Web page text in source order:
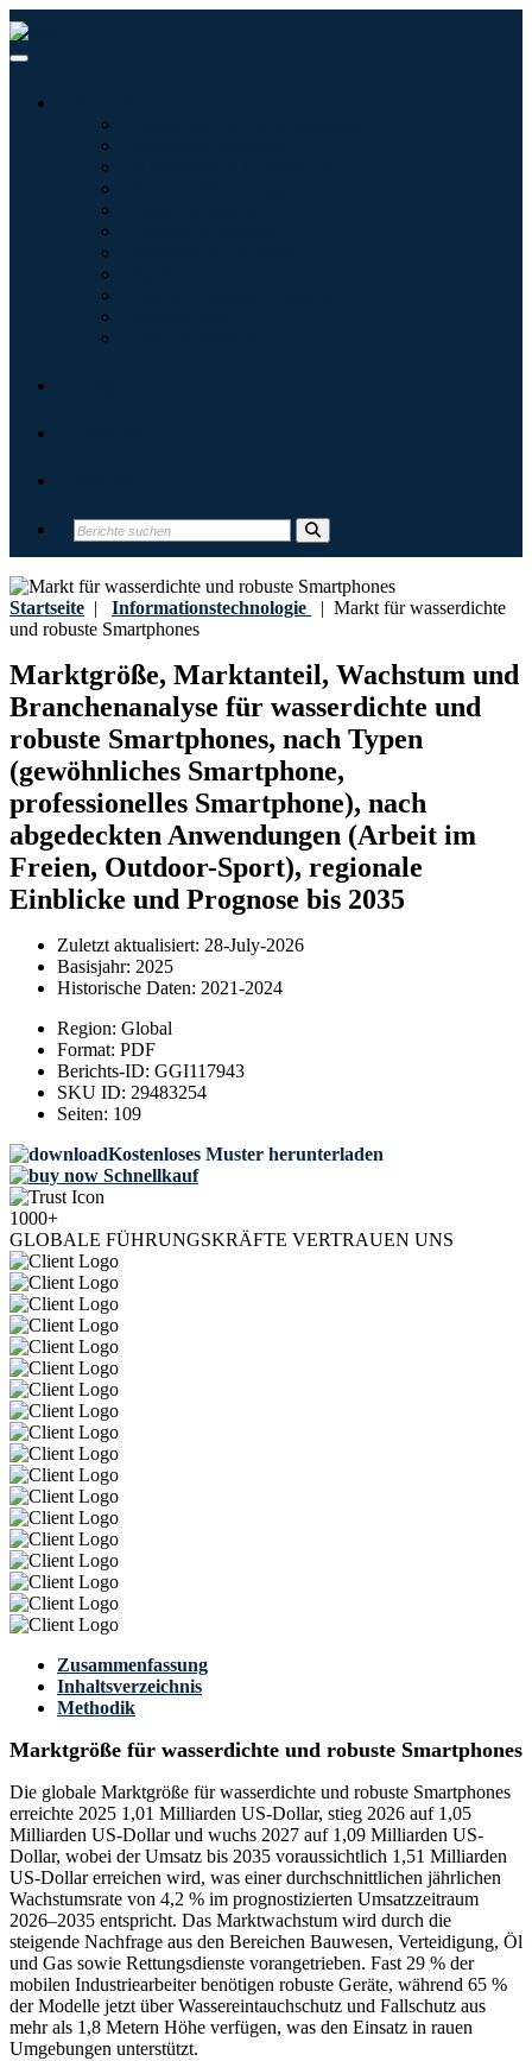
Startseite | Informationstechnologie | Markt für wasserdichte
und robuste Smartphones
Marktgröße, Marktanteil, Wachstum und
Branchenanalyse für wasserdichte und
robuste Smartphones, nach Typen
(gewöhnliches Smartphone,
professionelles Smartphone), nach
abgedeckten Anwendungen (Arbeit im
Freien, Outdoor-Sport), regionale
Einblicke und Prognose bis 2035
Zuletzt aktualisiert: 28-July-2026
Basisjahr: 2025
Historische Daten: 2021-2024
Region: Global
Format: PDF
Berichts-ID: GGI117943
SKU ID: 29483254
Seiten: 109
Kostenloses Muster herunterladen
Schnellkauf
1000+
GLOBALE FÜHRUNGSKRÄFTE VERTRAUEN UNS
Zusammenfassung
Inhaltsverzeichnis
Methodik
Marktgröße für wasserdichte und robuste Smartphones
Die globale Marktgröße für wasserdichte und robuste Smartphones
erreichte 2025 1,01 Milliarden US-Dollar, stieg 2026 auf 1,05
Milliarden US-Dollar und wuchs 2027 auf 1,09 Milliarden US-
Dollar, wobei der Umsatz bis 2035 voraussichtlich 1,51 Milliarden
US-Dollar erreichen wird, was einer durchschnittlichen jährlichen
Wachstumsrate von 4,2 % im prognostizierten Umsatzzeitraum
2026–2035 entspricht. Das Marktwachstum wird durch die
steigende Nachfrage aus den Bereichen Bauwesen, Verteidigung, Öl
und Gas sowie Rettungsdienste vorangetrieben. Fast 29 % der
mobilen Industriearbeiter benötigen robuste Geräte, während 65 %
der Modelle jetzt über Wassereintauchschutz und Fallschutz aus
mehr als 1,8 Metern Höhe verfügen, was den Einsatz in rauen
Umgebungen unterstützt.